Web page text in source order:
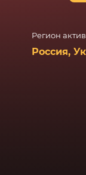
Регион
Россия,